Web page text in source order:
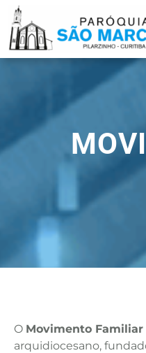
Pular
para
conteúdo
O Movimento Familiar
arquidiocesano,